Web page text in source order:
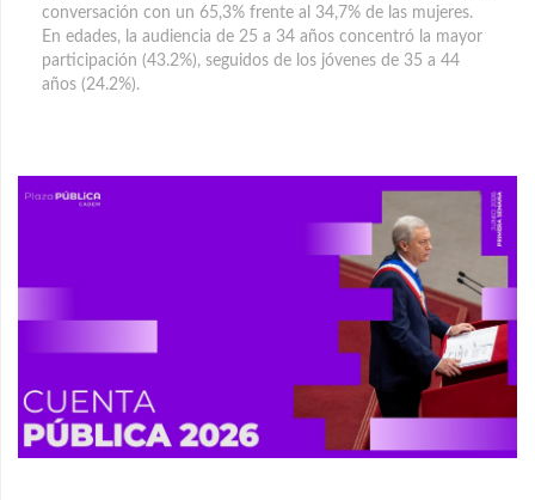
conversación con un 65,3% frente al 34,7% de las mujeres.
En edades, la audiencia de 25 a 34 años concentró la mayor
participación (43.2%), seguidos de los jóvenes de 35 a 44
años (24.2%).